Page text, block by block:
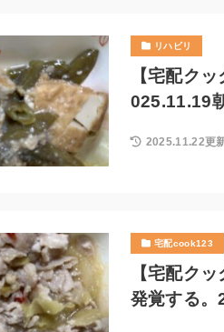
リハビリ
【宅配ク
025.11.19
2025.11.22更
宅配cook123
【宅配ク
発覚する